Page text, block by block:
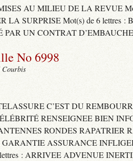
AU MILIEU DE LA REVUE
LA SURPRISE Mot(s) de 6 lettres :
PAR UN CONTRAT
No 6998
Courbis
C’EST DU
RENSEIGNEE BIEN
RONDES RAPATRIER
: GARANTIE ASSURANCE
: ARRIVEE ADVENUE